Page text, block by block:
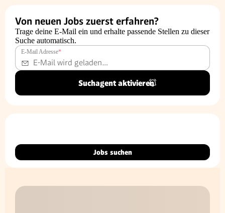
Von neuen Jobs zuerst erfahren?
Trage deine E-Mail ein und erhalte passende Stellen zu dieser
Suche automatisch.
E-Mail Adresse*
Suchagent aktivieren
Jobs suchen